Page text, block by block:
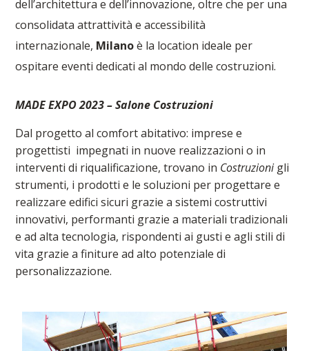
dell’architettura e dell’innovazione, oltre che per una
consolidata attrattività e accessibilità
internazionale, Milanoè la location ideale per
ospitare eventi dedicati al mondo delle costruzioni.
MADE EXPO 2023 – Salone Costruzioni
Dal progetto al comfort abitativo: imprese e
progettisti impegnati in nuove realizzazioni o in
interventi di riqualificazione, trovano in Costruzionigli
strumenti, i prodotti e le soluzioni per progettare e
realizzare edifici sicuri grazie a sistemi costruttivi
innovativi, performanti grazie a materiali tradizionali
e ad alta tecnologia, rispondenti ai gusti e agli stili di
vita grazie a finiture ad alto potenziale di
personalizzazione.